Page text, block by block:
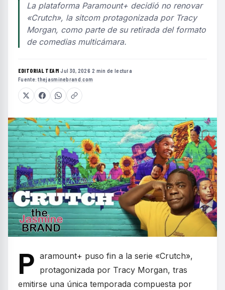
La plataforma Paramount+ decidió no renovar
«Crutch», la sitcom protagonizada por Tracy
Morgan, como parte de su retirada del formato
de comedias multicámara.
EDITORIAL TEAM·Jul 30, 2026·2 min de lectura·
Fuente:thejasminebrand.com
P aramount+ puso fin a la serie «Crutch»,
protagonizada por Tracy Morgan, tras
emitirse una única temporada compuesta por